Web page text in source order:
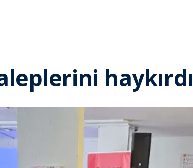
haykırdı